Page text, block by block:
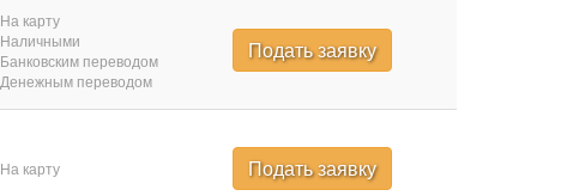
На карту
Наличными
Банковским переводом
Денежным переводом
Подать заявку
На карту Подать заявку